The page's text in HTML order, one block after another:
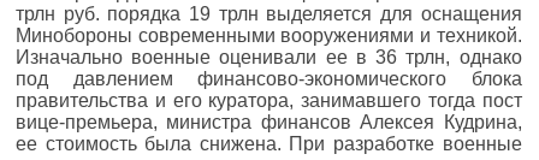
трлн руб. порядка 19 трлн выделяется для оснащения
Минобороны современными вооружениями и техникой.
Изначально военные оценивали ее в 36 трлн, однако
под давлением финансово-экономического блока
правительства и его куратора, занимавшего тогда пост
вице-премьера, министра финансов Алексея Кудрина,
ее стоимость была снижена. При разработке военные